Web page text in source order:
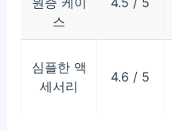
스
심플한 액
세서리
4.6 / 5